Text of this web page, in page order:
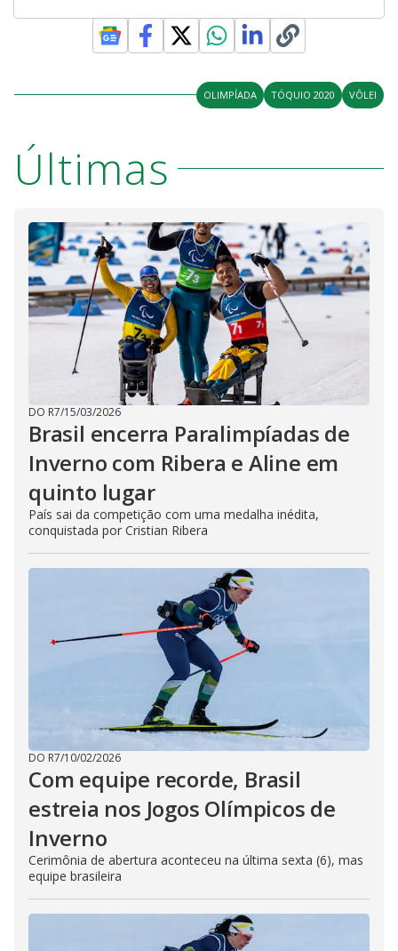
OLIMPÍADA TÓQUIO 2020 VÔLEI
Últimas
DO R7/15/03/2026
Brasil encerra Paralimpíadas de
Inverno com Ribera e Aline em
quinto lugar
País sai da competição com uma medalha inédita,
conquistada por Cristian Ribera
DO R7/10/02/2026
Com equipe recorde, Brasil
estreia nos Jogos Olímpicos de
Inverno
Cerimônia de abertura aconteceu na última sexta (6), mas
equipe brasileira